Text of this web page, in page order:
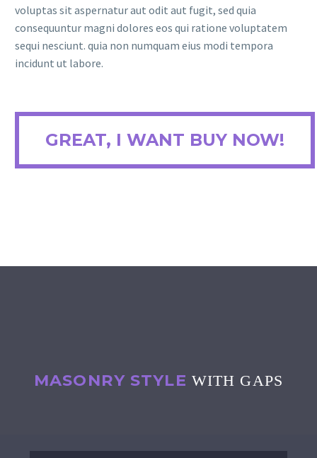
voluptas sit aspernatur aut odit aut fugit, sed quia
consequuntur magni dolores eos qui ratione voluptatem
sequi nesciunt. quia non numquam eius modi tempora
incidunt ut labore.
GREAT, I WANT BUY NOW!
MASONRY STYLE WITH GAPS